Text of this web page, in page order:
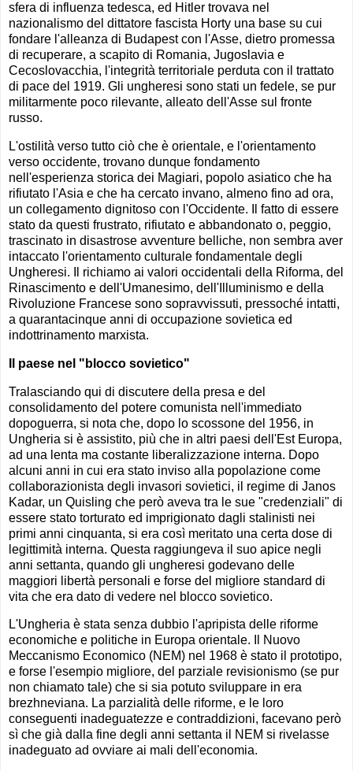
sfera di influenza tedesca, ed Hitler trovava nel
nazionalismo del dittatore fascista Horty una base su cui
fondare l'alleanza di Budapest con l'Asse, dietro promessa
di recuperare, a scapito di Romania, Jugoslavia e
Cecoslovacchia, l'integrità territoriale perduta con il trattato
di pace del 1919. Gli ungheresi sono stati un fedele, se pur
militarmente poco rilevante, alleato dell'Asse sul fronte
russo.
L'ostilità verso tutto ciò che è orientale, e l'orientamento
verso occidente, trovano dunque fondamento
nell'esperienza storica dei Magiari, popolo asiatico che ha
rifiutato l'Asia e che ha cercato invano, almeno fino ad ora,
un collegamento dignitoso con l'Occidente. Il fatto di essere
stato da questi frustrato, rifiutato e abbandonato o, peggio,
trascinato in disastrose avventure belliche, non sembra aver
intaccato l'orientamento culturale fondamentale degli
Ungheresi. Il richiamo ai valori occidentali della Riforma, del
Rinascimento e dell'Umanesimo, dell'Illuminismo e della
Rivoluzione Francese sono sopravvissuti, pressoché intatti,
a quarantacinque anni di occupazione sovietica ed
indottrinamento marxista.
Il paese nel "blocco sovietico"
Tralasciando qui di discutere della presa e del
consolidamento del potere comunista nell'immediato
dopoguerra, si nota che, dopo lo scossone del 1956, in
Ungheria si è assistito, più che in altri paesi dell'Est Europa,
ad una lenta ma costante liberalizzazione interna. Dopo
alcuni anni in cui era stato inviso alla popolazione come
collaborazionista degli invasori sovietici, il regime di Janos
Kadar, un Quisling che però aveva tra le sue "credenziali" di
essere stato torturato ed imprigionato dagli stalinisti nei
primi anni cinquanta, si era così meritato una certa dose di
legittimità interna. Questa raggiungeva il suo apice negli
anni settanta, quando gli ungheresi godevano delle
maggiori libertà personali e forse del migliore standard di
vita che era dato di vedere nel blocco sovietico.
L'Ungheria è stata senza dubbio l'apripista delle riforme
economiche e politiche in Europa orientale. Il Nuovo
Meccanismo Economico (NEM) nel 1968 è stato il prototipo,
e forse l'esempio migliore, del parziale revisionismo (se pur
non chiamato tale) che si sia potuto sviluppare in era
brezhneviana. La parzialità delle riforme, e le loro
conseguenti inadeguatezze e contraddizioni, facevano però
sì che già dalla fine degli anni settanta il NEM si rivelasse
inadeguato ad ovviare ai mali dell'economia.